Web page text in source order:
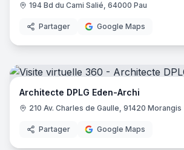
194 Bd du Cami Salié, 64000 Pau
Partager Google Maps
Architecte DPLG Eden-Archi
210 Av. Charles de Gaulle, 91420 Morangis
Partager Google Maps